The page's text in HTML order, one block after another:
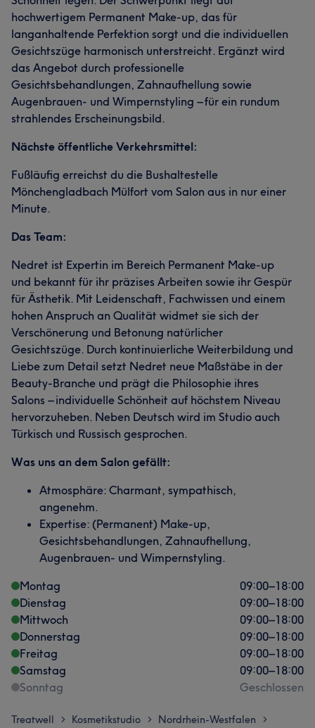
hochwertigem Permanent Make-up, das für
langanhaltende Perfektion sorgt und die individuellen
Gesichtszüge harmonisch unterstreicht. Ergänzt wird
das Angebot durch professionelle
Gesichtsbehandlungen, Zahnaufhellung sowie
Augenbrauen- und Wimpernstyling – für ein rundum
strahlendes Erscheinungsbild.
Nächste öffentliche Verkehrsmittel:
Fußläufig erreichst du die Bushaltestelle
Mönchengladbach Mülfort vom Salon aus in nur einer
Minute.
Das Team:
Nedret ist Expertin im Bereich Permanent Make-up
und bekannt für ihr präzises Arbeiten sowie ihr Gespür
für Ästhetik. Mit Leidenschaft, Fachwissen und einem
hohen Anspruch an Qualität widmet sie sich der
Verschönerung und Betonung natürlicher
Gesichtszüge. Durch kontinuierliche Weiterbildung und
Liebe zum Detail setzt Nedret neue Maßstäbe in der
Beauty-Branche und prägt die Philosophie ihres
Salons – individuelle Schönheit auf höchstem Niveau
hervorzuheben. Neben Deutsch wird im Studio auch
Türkisch und Russisch gesprochen.
Was uns an dem Salon gefällt:
Atmosphäre: Charmant, sympathisch,
angenehm.
Expertise: (Permanent) Make-up,
Gesichtsbehandlungen, Zahnaufhellung,
Augenbrauen- und Wimpernstyling.
Montag
09:00–18:00
Dienstag
09:00–18:00
Mittwoch
09:00–18:00
Donnerstag
09:00–18:00
Freitag
09:00–18:00
Samstag
09:00–18:00
Sonntag
Geschlossen
Treatwell > Kosmetikstudio > Nordrhein-Westfalen >